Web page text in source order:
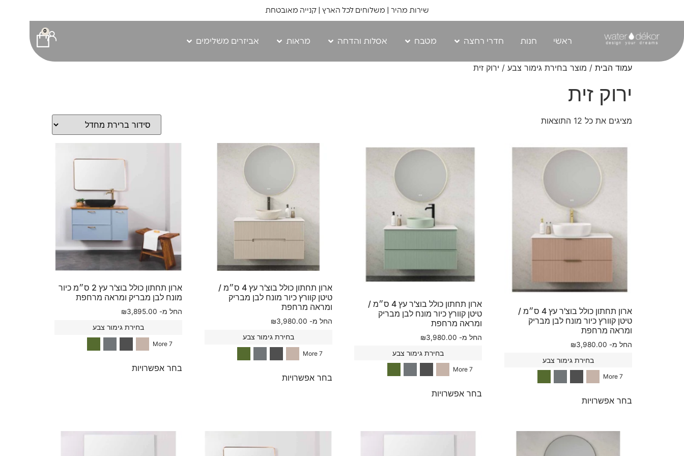
שירות מהיר | משלוחים לכל הארץ | קנייה מאובטחת
ראשי חנות חדרי רחצה מטבח אסלות והדחה מראות אביזרים משלימים
0
עמוד הבית / מוצר בחירת גימור צבע / ירוק זית
ירוק זית
מציגים את כל ⁦12⁩ התוצאות
ארון תחתון כולל בוצ'ר עץ 4 ס״מ /
טיטן קוורץ כיור מונח לבן מבריק
ומראה מרחפת
החל מ- ₪3,980.00
בחירת גימור צבע
7 More
בחר אפשרויות
ארון תחתון כולל בוצ'ר עץ 4 ס״מ /
טיטן קוורץ כיור מונח לבן מבריק
ומראה מרחפת
החל מ- ₪3,980.00
בחירת גימור צבע
7 More
בחר אפשרויות
ארון תחתון כולל בוצ'ר עץ 4 ס״מ /
טיטן קוורץ כיור מונח לבן מבריק
ומראה מרחפת
החל מ- ₪3,980.00
בחירת גימור צבע
7 More
בחר אפשרויות
ארון תחתון כולל בוצ'ר עץ 2 ס״מ כיור
מונח לבן מבריק ומראה מרחפת
החל מ- ₪3,895.00
בחירת גימור צבע
7 More
בחר אפשרויות